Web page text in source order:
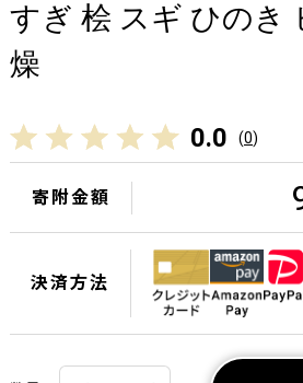
すぎ 桧 スギ ひのき
燥
0.0 (0)
寄附金額
決済方法